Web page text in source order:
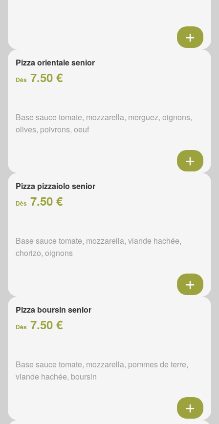
Pizza orientale senior
Dès 7.50 €
Base sauce tomate, mozzarella, merguez, oignons,
olives, poivrons, oeuf
Pizza pizzaiolo senior
Dès 7.50 €
Base sauce tomate, mozzarella, viande hachée,
chorizo, oignons
Pizza boursin senior
Dès 7.50 €
Base sauce tomate, mozzarella, pommes de terre,
viande hachée, boursin